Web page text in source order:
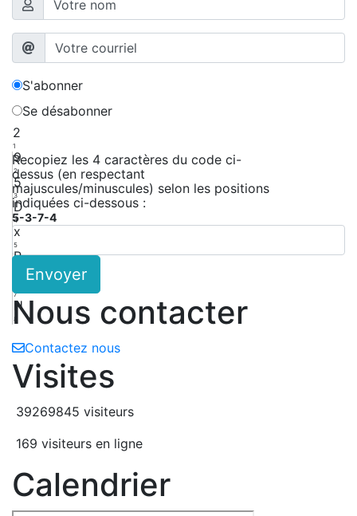
S'abonner
Se désabonner
2
1
9
2
5
3
D
4
x
5
R
7
H
8
Recopiez les 4 caractères du code ci-
dessus (en respectant
majuscules/minuscules) selon les positions
indiquées ci-dessous :
5-3-7-4
Envoyer
Nous contacter
Contactez nous
Visites
39269845 visiteurs
169 visiteurs en ligne
Calendrier